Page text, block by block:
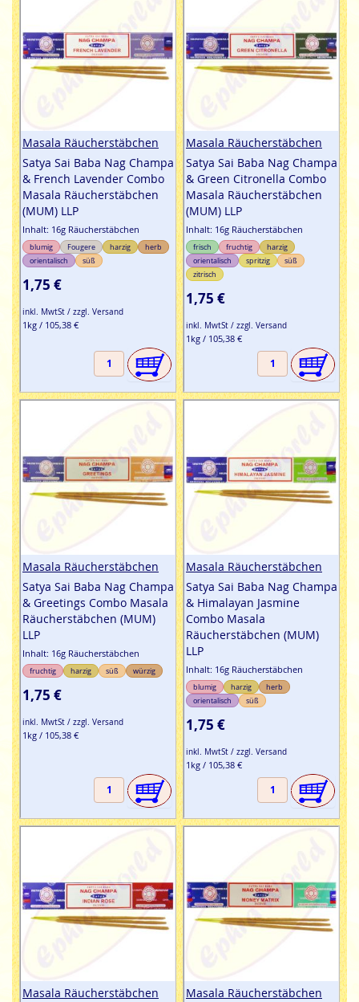
Masala Räucherstäbchen
Satya Sai Baba Nag Champa
& French Lavender Combo
Masala Räucherstäbchen
(MUM) LLP
Inhalt: 16g Räucherstäbchen
blumig Fougere harzig
herb
orientalisch
süß
1,75 €
inkl. MwtSt / zzgl. Versand
1kg / 105,38 €
Masala Räucherstäbchen
Satya Sai Baba Nag Champa
& Green Citronella Combo
Masala Räucherstäbchen
(MUM) LLP
Inhalt: 16g Räucherstäbchen
frisch fruchtig
harzig
orientalisch
spritzig
süß
zitrisch
1,75 €
inkl. MwtSt / zzgl. Versand
1kg / 105,38 €
Masala Räucherstäbchen
Satya Sai Baba Nag Champa
& Greetings Combo Masala
Räucherstäbchen (MUM)
LLP
Inhalt: 16g Räucherstäbchen
fruchtig harzig süß würzig
1,75 €
inkl. MwtSt / zzgl. Versand
1kg / 105,38 €
Masala Räucherstäbchen
Satya Sai Baba Nag Champa
& Himalayan Jasmine
Combo Masala
Räucherstäbchen (MUM)
LLP
Inhalt: 16g Räucherstäbchen
blumig harzig
herb
orientalisch
süß
1,75 €
inkl. MwtSt / zzgl. Versand
1kg / 105,38 €
Masala Räucherstäbchen
Masala Räucherstäbchen